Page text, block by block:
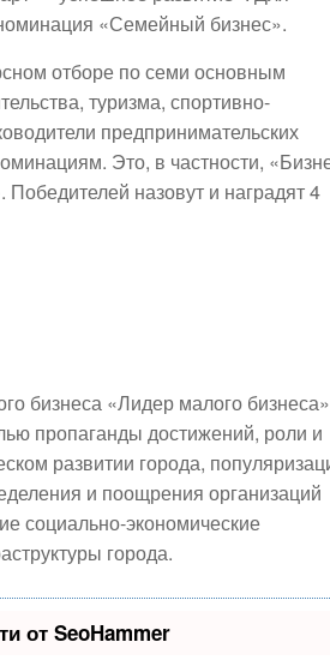
«Семейный бизнес».
отборе по семи основным
туризма, спортивно-
предпринимательских
Это, в частности,
назовут и наградят 4
бизнеса «Лидер малого бизнеса»
пропаганды достижений, роли и
развитии города,
и поощрения организаций
социально-экономические
города.
от SeoHammer